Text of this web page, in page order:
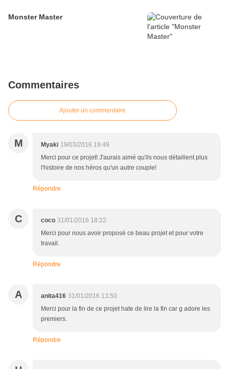
Monster Master
Commentaires
Ajouter un commentaire
M Myaki 19/03/2016 19:49
Merci pour ce projet! J'aurais aimé qu'ils nous détaillent plus
l'histoire de nos héros qu'un autre couple!
Répondre
C coco 31/01/2016 18:22
Merci pour nous avoir proposé ce beau projet et pour votre
travail.
Répondre
A anita416 31/01/2016 13:50
Merci pour la fin de ce projet hate de lire la fin car g adore les
premiers.
Répondre